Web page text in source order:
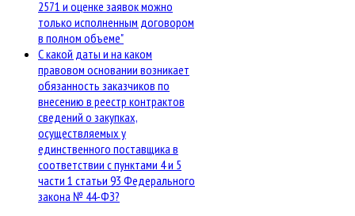
2571 и оценке заявок можно
только исполненным договором
в полном объеме"
С какой даты и на каком
правовом основании возникает
обязанность заказчиков по
внесению в реестр контрактов
сведений о закупках,
осуществляемых у
единственного поставщика в
соответствии с пунктами 4 и 5
части 1 статьи 93 Федерального
закона № 44-ФЗ?